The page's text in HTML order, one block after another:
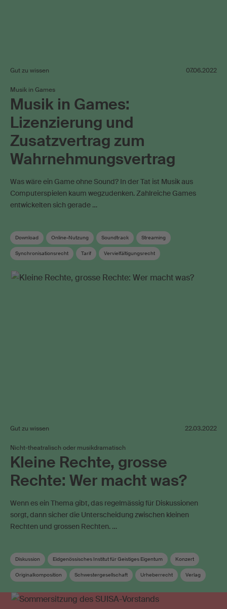
Gut zu wissen 07.06.2022
Musik in Games
Musik in Games:
Lizenzierung und
Zusatzvertrag zum
Wahrnehmungsvertrag
Was wäre ein Game ohne Sound? In der Tat ist Musik aus
Computerspielen kaum wegzudenken. Zahlreiche Games
entwickelten sich gerade …
Download Online-Nutzung Soundtrack Streaming
Synchronisationsrecht Tarif Vervielfältigungsrecht
Gut zu wissen 22.03.2022
Nicht-theatralisch oder musikdramatisch
Kleine Rechte, grosse
Rechte: Wer macht was?
Wenn es ein Thema gibt, das regelmässig für Diskussionen
sorgt, dann sicher die Unterscheidung zwischen kleinen
Rechten und grossen Rechten. …
Diskussion Eidgenössisches Institut für Geistiges Eigentum Konzert
Originalkomposition Schwestergesellschaft Urheberrecht Verlag